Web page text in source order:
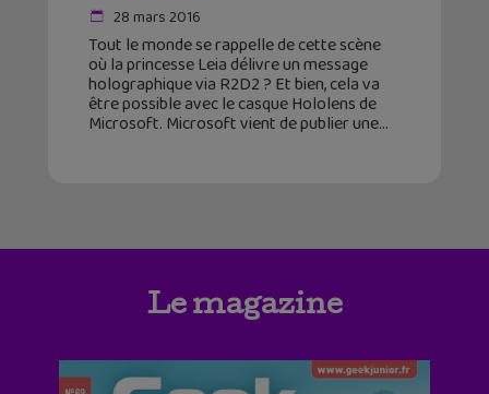
28 mars 2016
Tout le monde se rappelle de cette scène
où la princesse Leia délivre un message
holographique via R2D2 ? Et bien, cela va
être possible avec le casque Hololens de
Microsoft. Microsoft vient de publier une
Le magazine